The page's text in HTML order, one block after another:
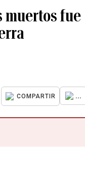
muertos fue
COMPARTIR ...